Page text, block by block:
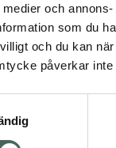
och
som du
och du kan
påverkar
bra i handen
av rostfritt stål
för långt,